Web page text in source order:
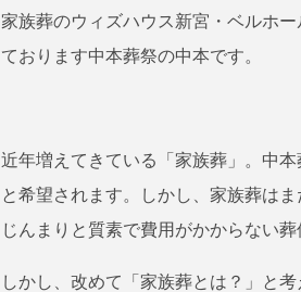
家族葬のウィズハウス新宮・ベルホ
ております中本葬祭の中本です。
近年増えてきている「家族葬」。中
と希望されます。しかし、家族葬は
じんまりと質素で費用がかからない
しかし、改めて「家族葬とは？」と